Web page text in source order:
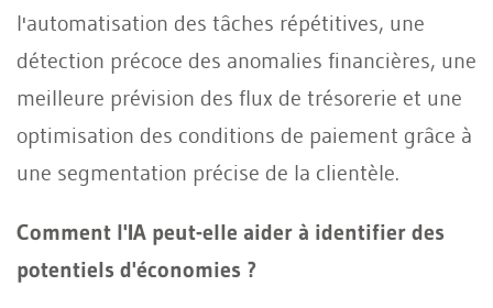
l'automatisation des tâches répétitives, une
détection précoce des anomalies financières, une
meilleure prévision des flux de trésorerie et une
optimisation des conditions de paiement grâce à
une segmentation précise de la clientèle.
Comment l'IA peut-elle aider à identifier des
potentiels d'économies ?